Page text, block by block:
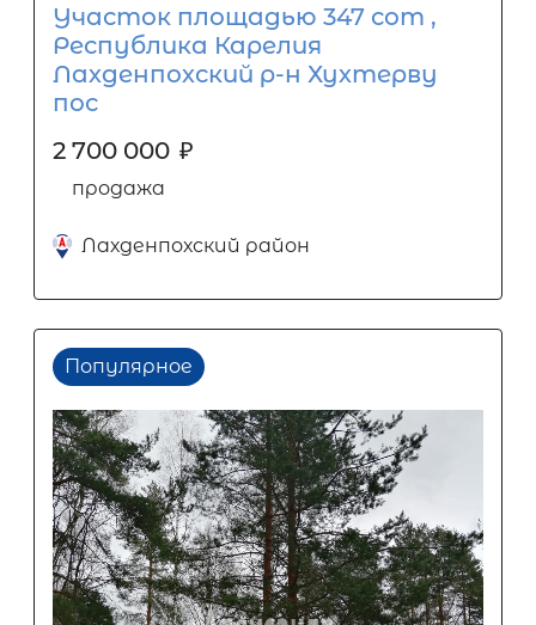
Участок площадью 347 сот ,
Республика Карелия
Лахденпохский р-н Хухтерву
пос
2 700 000 ₽
продажа
Лахденпохский район
Популярное